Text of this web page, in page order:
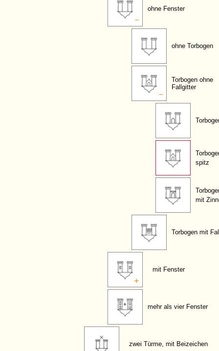
ohne Fenster
ohne Torbogen
Torbogen ohne
Fallgitter
spitz
mit
Torbogen mit
mit Fenster
mehr als vier Fenster
zwei Türme, mit Beizeichen